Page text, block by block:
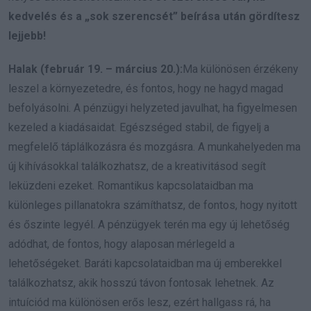
kedvelés és a „sok szerencsét” beírása után gördítesz
lejjebb!
Halak (február 19. – március 20.):Ma különösen érzékeny
leszel a környezetedre, és fontos, hogy ne hagyd magad
befolyásolni. A pénzügyi helyzeted javulhat, ha figyelmesen
kezeled a kiadásaidat. Egészséged stabil, de figyelj a
megfelelő táplálkozásra és mozgásra. A munkahelyeden ma
új kihívásokkal találkozhatsz, de a kreativitásod segít
leküzdeni ezeket. Romantikus kapcsolataidban ma
különleges pillanatokra számíthatsz, de fontos, hogy nyitott
és őszinte legyél. A pénzügyek terén ma egy új lehetőség
adódhat, de fontos, hogy alaposan mérlegeld a
lehetőségeket. Baráti kapcsolataidban ma új emberekkel
találkozhatsz, akik hosszú távon fontosak lehetnek. Az
intuíciód ma különösen erős lesz, ezért hallgass rá, ha